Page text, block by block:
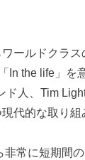
ールドクラ
In the life」を
人、Tim
代的な取り
常に短期間